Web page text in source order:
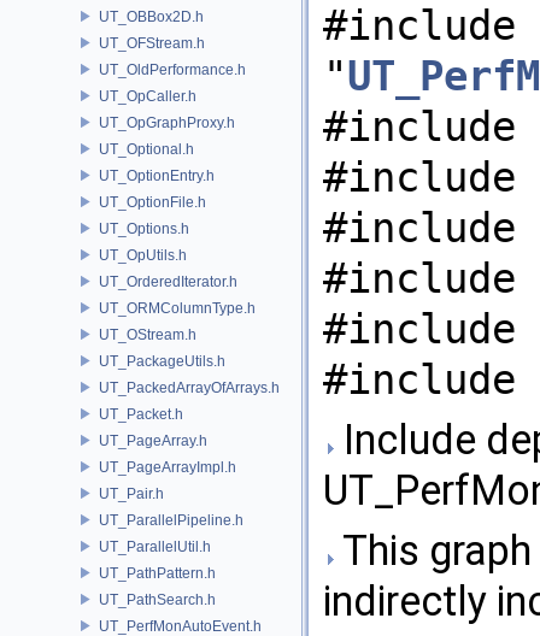
UT_OBBox2D.h
UT_OFStream.h
UT_OldPerformance.h
UT_OpCaller.h
UT_OpGraphProxy.h
UT_Optional.h
UT_OptionEntry.h
UT_OptionFile.h
UT_Options.h
UT_OpUtils.h
UT_OrderedIterator.h
UT_ORMColumnType.h
UT_OStream.h
UT_PackageUtils.h
UT_PackedArrayOfArrays.h
UT_Packet.h
UT_PageArray.h
UT_PageArrayImpl.h
UT_Pair.h
UT_ParallelPipeline.h
UT_ParallelUtil.h
UT_PathPattern.h
UT_PathSearch.h
UT_PerfMonAutoEvent.h
#include
"
#include
#include
#include
#include
#include
#include
Include
This
indirectly